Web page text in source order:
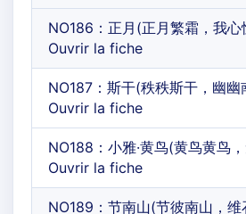
NO186：正月(正月繁霜，我心
Ouvrir la fiche
NO187：斯干(秩秩斯干，幽幽
Ouvrir la fiche
NO188：小雅·黄鸟(黄鸟黄鸟
Ouvrir la fiche
NO189：节南山(节彼南山，维